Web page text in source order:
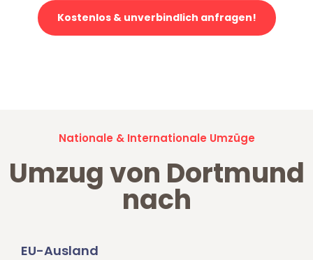
Kostenlos & unverbindlich anfragen!
Nationale & Internationale Umzüge
Umzug von Dortmund
nach
EU-Ausland